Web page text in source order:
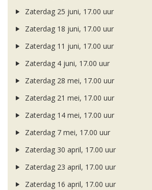
Zaterdag 25 juni, 17.00 uur
Zaterdag 18 juni, 17.00 uur
Zaterdag 11 juni, 17.00 uur
Zaterdag 4 juni, 17.00 uur
Zaterdag 28 mei, 17.00 uur
Zaterdag 21 mei, 17.00 uur
Zaterdag 14 mei, 17.00 uur
Zaterdag 7 mei, 17.00 uur
Zaterdag 30 april, 17.00 uur
Zaterdag 23 april, 17.00 uur
Zaterdag 16 april, 17.00 uur